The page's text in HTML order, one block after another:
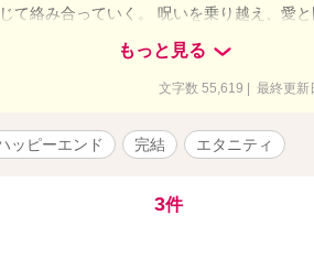
て絡み合っていく。 呪いを乗り越え、愛
もっと見る
文字数 55,619 | 最終更
ッピーエンド 完結 エタニティ
3件